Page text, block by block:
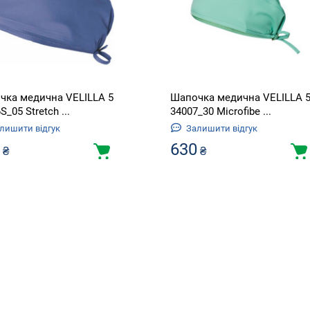
медична VELILLA 5
Stretch ...
відгук
₴
Шапочка медична VELILLA 5
34007_30 Microfibe ...
Залишити відгук
630₴